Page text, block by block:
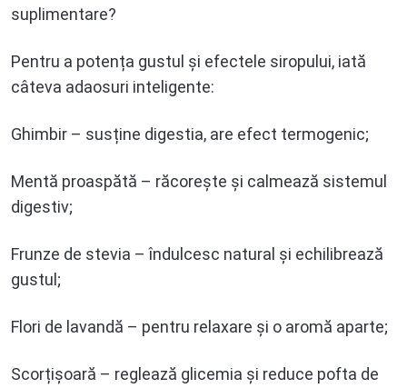
suplimentare?
Pentru a potența gustul și efectele siropului, iată
câteva adaosuri inteligente:
Ghimbir – susține digestia, are efect termogenic;
Mentă proaspătă – răcorește și calmează sistemul
digestiv;
Frunze de stevia – îndulcesc natural și echilibrează
gustul;
Flori de lavandă – pentru relaxare și o aromă aparte;
Scorțișoară – reglează glicemia și reduce pofta de